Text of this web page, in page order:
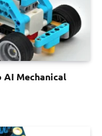
AI Mechanical